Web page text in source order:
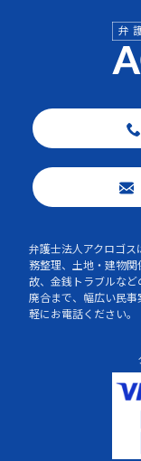
弁護士法人アクロゴ
務整理、土地・建物
故、金銭トラブルな
廃合まで、幅広い民
軽にお電話ください。